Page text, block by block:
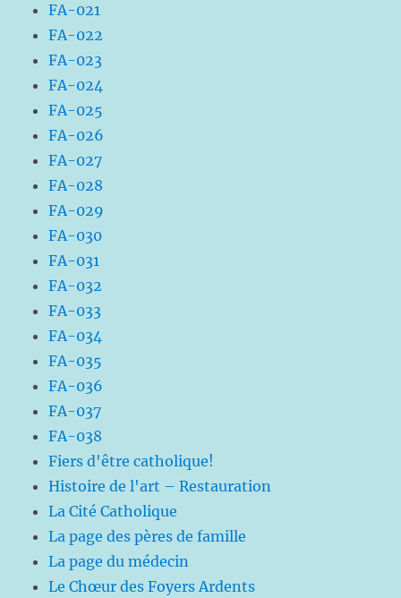
FA-021
FA-022
FA-023
FA-024
FA-025
FA-026
FA-027
FA-028
FA-029
FA-030
FA-031
FA-032
FA-033
FA-034
FA-035
FA-036
FA-037
FA-038
Fiers d'être catholique!
Histoire de l'art – Restauration
La Cité Catholique
La page des pères de famille
La page du médecin
Le Chœur des Foyers Ardents